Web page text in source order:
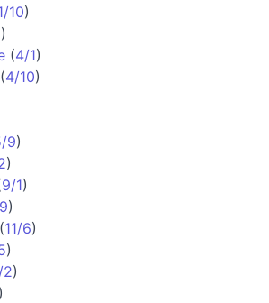
10)
)
(4/1)
(4/10)
9)
)
9/1)
)
(11/6)
)
2)
)